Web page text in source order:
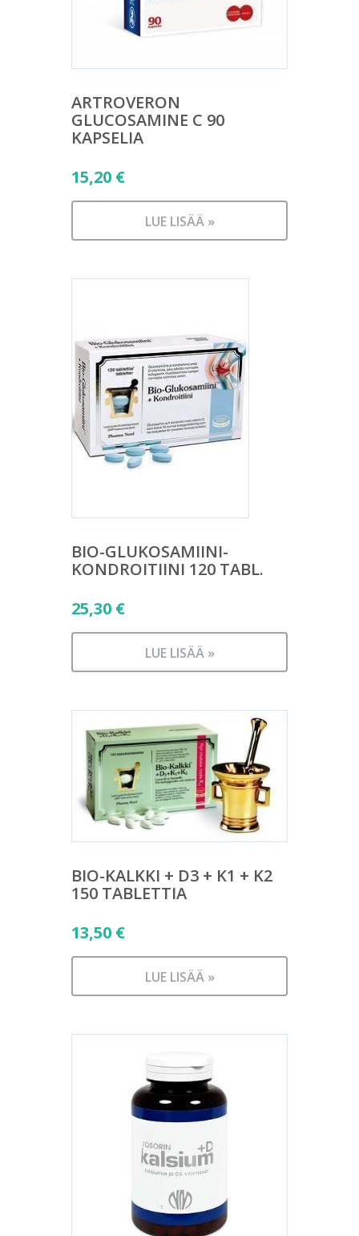
ARTROVERON
GLUCOSAMINE C 90
KAPSELIA
15,20 €
LUE LISÄÄ »
BIO-GLUKOSAMIINI-
KONDROITIINI 120 TABL.
25,30 €
LUE LISÄÄ »
BIO-KALKKI + D3 + K1 + K2
150 TABLETTIA
13,50 €
LUE LISÄÄ »